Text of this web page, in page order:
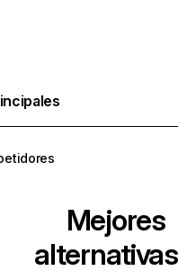
Mejores